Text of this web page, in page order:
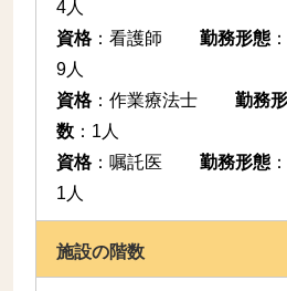
4人
資格： 看護師 勤務形態 ：
9人
資格： 作業療法士 勤務
数 ： 1人
資格： 嘱託医 勤務形態 ：
1人
施設の階数